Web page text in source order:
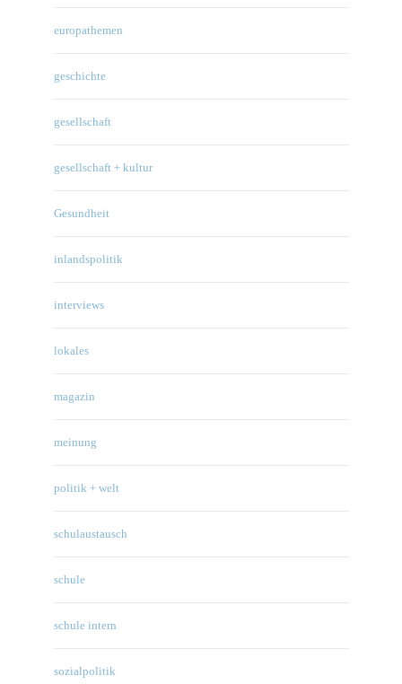
europathemen
geschichte
gesellschaft
gesellschaft + kultur
Gesundheit
inlandspolitik
interviews
lokales
magazin
meinung
politik + welt
schulaustausch
schule
schule intern
sozialpolitik